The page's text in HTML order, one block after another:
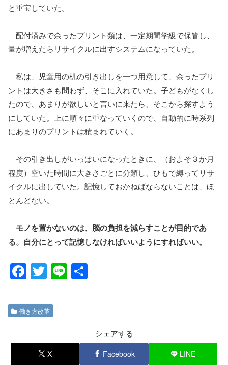
と重宝していた。
配付済みで余ったプリント類は、一定期間学級で保管し、
量が増えたらリサイクルに出すシステムになっていた。
私は、児童用の机の引き出しを一つ用意して、余ったプリ
ントは大きさも問わず、そこに入れていた。子どもがなくし
たので、あまりが欲しいと言いに来たら、そこから探すよう
にしていた。上に順々に重なっていくので、自動的に時系列
にあまりのプリントは積まれていく。
その引き出しがいっぱいになったときに、（およそ３か月
程度）空いた時間に大きさごとに分類し、ひもで縛ってリサ
イクルに出していた。記憶しておかねばならないことは、ほ
とんどない。
モノを置かないのは、脳の負担を減らすことが目的であ
る。自分にとって記憶しなければいいようにすればいい。
F
c
e
b
T
tt
er
Li
働き方改革
シェアする
X Facebook LINE